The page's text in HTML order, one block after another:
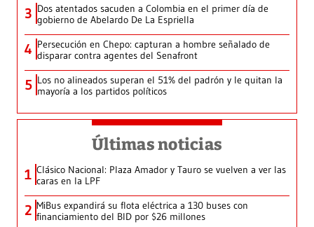
3 Dos atentados sacuden a Colombia en el primer día de
gobierno de Abelardo De La Espriella
4 Persecución en Chepo: capturan a hombre señalado de
disparar contra agentes del Senafront
5 Los no alineados superan el 51% del padrón y le quitan la
mayoría a los partidos políticos
Últimas noticias
1 Clásico Nacional: Plaza Amador y Tauro se vuelven a ver las
caras en la LPF
2 MiBus expandirá su flota eléctrica a 130 buses con
financiamiento del BID por $26 millones